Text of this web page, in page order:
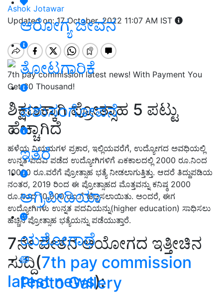
ಆರೋಗ್ಯ ಜೀವನ
ತೋಟಗಾರಿಕೆ
ಪಶುಸಂಗೋಪನೆ
ಇತರೆ
ಅಗ್ರಿಪೀಡಿಯಾ
ಯಶೋಗಾಥೆ
Photo Gallery
Ashok Jotawar
Updated on: 17 October, 2022 11:07 AM IST
7th pay commission latest news! With Payment You
Get 30 Thousand!
ಶಿಕ್ಷಣಕ್ಕಾಗಿ ಪ್ರೋತ್ಸಾಹ 5 ಪಟ್ಟು
ಹೆಚ್ಚಾಗಿದೆ
ಹಳೆಯ ನಿಯಮಗಳ ಪ್ರಕಾರ, ಇಲ್ಲಿಯವರೆಗೆ, ಉದ್ಯೋಗದ ಅವಧಿಯಲ್ಲಿ
ಉನ್ನತ ಪದವಿ ಪಡೆದ ಉದ್ಯೋಗಿಗಳಿಗೆ ಏಕಕಾಲದಲ್ಲಿ 2000 ರೂ.ನಿಂದ
10000 ರೂ.ವರೆಗೆ ಪ್ರೋತ್ಸಾಹ ಭತ್ಯೆ ನೀಡಲಾಗುತ್ತಿತ್ತು. ಆದರೆ ತಿದ್ದುಪಡಿಯ
ನಂತರ, 2019 ರಿಂದ ಈ ಪ್ರೋತ್ಸಾಹದ ಮೊತ್ತವನ್ನು ಕನಿಷ್ಠ 2000
ರೂ.ನಿಂದ 10,000 ರೂ.ಗೆ ಹೆಚ್ಚಿಸಲಾಯಿತು. ಅಂದರೆ, ಈಗ
ಉದ್ಯೋಗಿಗಳು ಉನ್ನತ ಪದವಿಯನ್ನು(higher education) ಸಾಧಿಸಲು
ಹೆಚ್ಚಿನ ಪ್ರೋತ್ಸಾಹ ಭತ್ಯೆಯನ್ನು ಪಡೆಯುತ್ತಾರೆ.
7ನೇ ವೇತನ ಆಯೋಗದ ಇತ್ತೀಚಿನ
ಸುದ್ದಿ(7th pay commission
latest news):